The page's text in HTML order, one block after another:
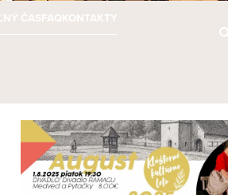
ČASFAQKONTAKTY